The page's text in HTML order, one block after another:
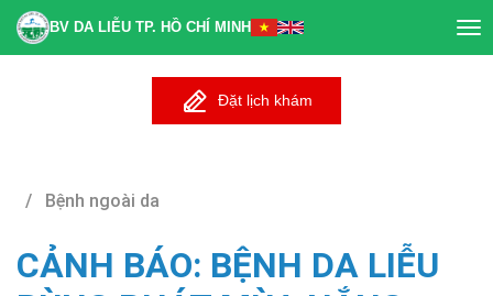
BV DA LIỄU TP. HỒ CHÍ MINH
Đặt lịch khám
/ Bệnh ngoài da
CẢNH BÁO: BỆNH DA LIỄU